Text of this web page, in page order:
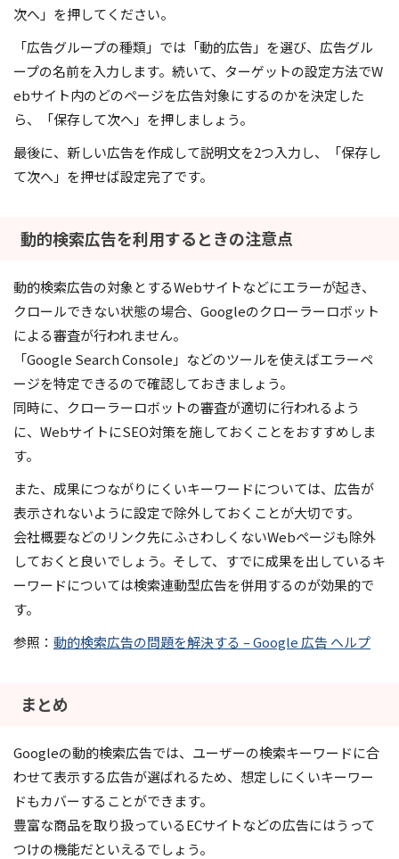
次へ」を押してください。
「広告グループの種類」では「動的広告」を選び、広告グル
ープの名前を入力します。続いて、ターゲットの設定方法でW
ebサイト内のどのページを広告対象にするのかを決定した
ら、「保存して次へ」を押しましょう。
最後に、新しい広告を作成して説明文を2つ入力し、「保存し
て次へ」を押せば設定完了です。
動的検索広告を利用するときの注意点
動的検索広告の対象とするWebサイトなどにエラーが起き、
クロールできない状態の場合、Googleのクローラーロボット
による審査が行われません。
「Google Search Console」などのツールを使えばエラーペ
ージを特定できるので確認しておきましょう。
同時に、クローラーロボットの審査が適切に行われるよう
に、WebサイトにSEO対策を施しておくことをおすすめしま
す。
また、成果につながりにくいキーワードについては、広告が
表示されないように設定で除外しておくことが大切です。
会社概要などのリンク先にふさわしくないWebページも除外
しておくと良いでしょう。そして、すでに成果を出しているキ
ーワードについては検索連動型広告を併用するのが効果的で
す。
参照： 動的検索広告の問題を解決する – Google 広告 ヘルプ
まとめ
Googleの動的検索広告では、ユーザーの検索キーワードに合
わせて表示する広告が選ばれるため、想定しにくいキーワー
ドもカバーすることができます。
豊富な商品を取り扱っているECサイトなどの広告にはうって
つけの機能だといえるでしょう。